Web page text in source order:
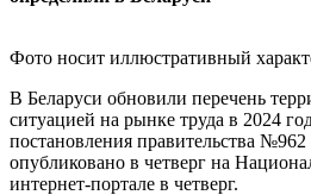
Фото носит иллюстративный
В Беларуси обновили перечень
ситуацией на рынке труда в 2024
постановления правительства №962
опубликовано в четверг на
интернет-портале в четверг.